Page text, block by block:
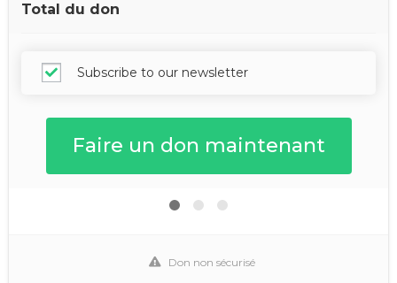
Total du don
Subscribe to our newsletter
Don non sécurisé